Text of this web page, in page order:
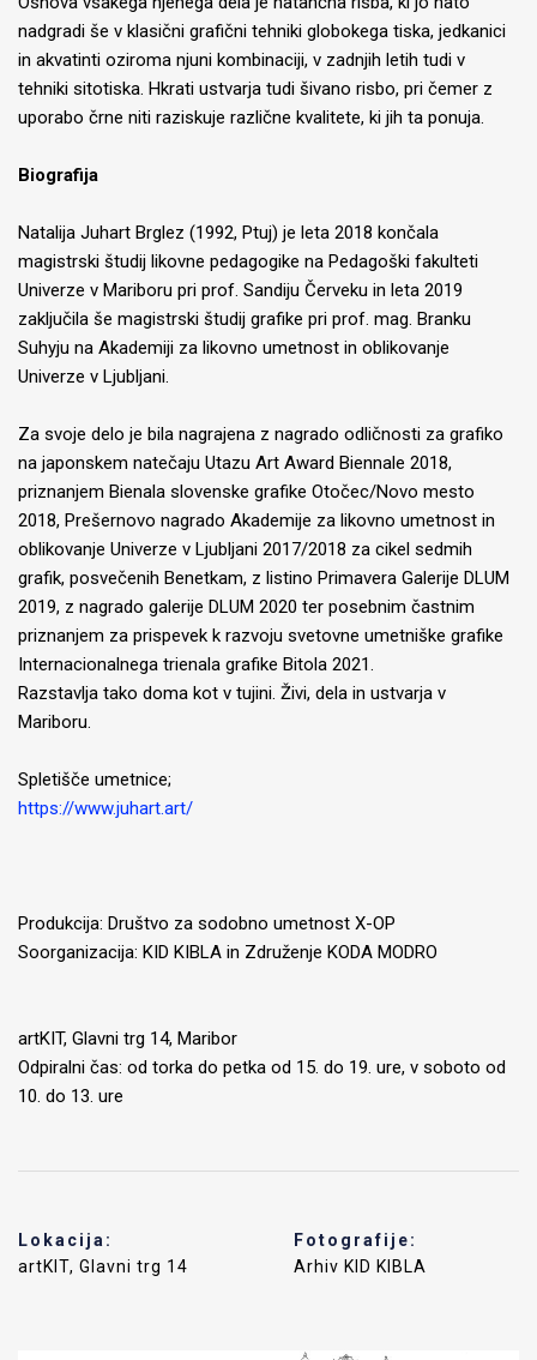
nadgradi še v klasični grafični tehniki globokega tiska, jedkanici
in akvatinti oziroma njuni kombinaciji, v zadnjih letih tudi v
tehniki sitotiska. Hkrati ustvarja tudi šivano risbo, pri čemer z
uporabo črne niti raziskuje različne kvalitete, ki jih ta ponuja.
Biografija
Natalija Juhart Brglez (1992, Ptuj) je leta 2018 končala
magistrski študij likovne pedagogike na Pedagoški fakulteti
Univerze v Mariboru pri prof. Sandiju Červeku in leta 2019
zaključila še magistrski študij grafike pri prof. mag. Branku
Suhyju na Akademiji za likovno umetnost in oblikovanje
Univerze v Ljubljani.
Za svoje delo je bila nagrajena z nagrado odličnosti za grafiko
na japonskem natečaju Utazu Art Award Biennale 2018,
priznanjem Bienala slovenske grafike Otočec/Novo mesto
2018, Prešernovo nagrado Akademije za likovno umetnost in
oblikovanje Univerze v Ljubljani 2017/2018 za cikel sedmih
grafik, posvečenih Benetkam, z listino Primavera Galerije DLUM
2019, z nagrado galerije DLUM 2020 ter posebnim častnim
priznanjem za prispevek k razvoju svetovne umetniške grafike
Internacionalnega trienala grafike Bitola 2021.
Razstavlja tako doma kot v tujini. Živi, dela in ustvarja v
Mariboru.
Spletišče umetnice;
https://www.juhart.art/
Produkcija: Društvo za sodobno umetnost X-OP
Soorganizacija: KID KIBLA in Združenje KODA MODRO
artKIT, Glavni trg 14, Maribor
Odpiralni čas: od torka do petka od 15. do 19. ure, v soboto od
10. do 13. ure
Lokacija:
artKIT, Glavni trg 14
Fotografije:
Arhiv KID KIBLA